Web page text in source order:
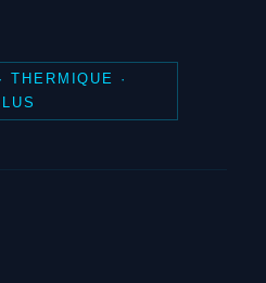
THERMIQUE ·